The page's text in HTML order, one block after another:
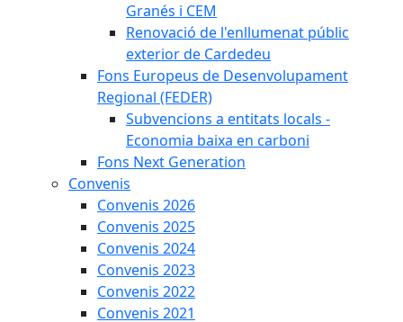
Granés i CEM
Renovació de l'enllumenat públic
exterior de Cardedeu
Fons Europeus de Desenvolupament
Regional (FEDER)
Subvencions a entitats locals -
Economia baixa en carboni
Fons Next Generation
Convenis
Convenis 2026
Convenis 2025
Convenis 2024
Convenis 2023
Convenis 2022
Convenis 2021